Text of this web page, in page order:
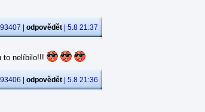
| odpovědět | 5.8 21:37
to nelíbilo!!!
| odpovědět | 5.8 21:36